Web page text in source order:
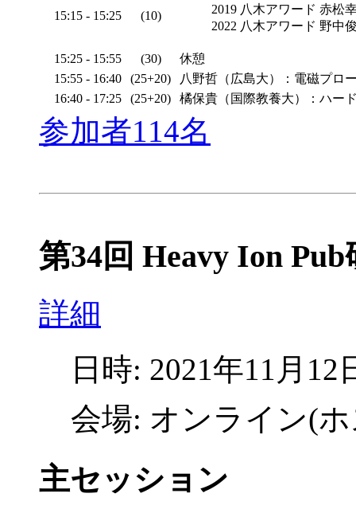
15:15 - 15:25 (10)
2019 八木アワード 赤松
2022 八木アワード 野中
15:25 - 15:55 (30)
休憩
15:55 - 16:40
(25+20)
八野哲（広島大）：電磁プロ
16:40 - 17:25
(25+20) 橘保貴（国際教養大）：ハー
参加者114名
第34回 Heavy Ion Pub
詳細
日時: 2021年11月12
会場: オンライン(
主セッション